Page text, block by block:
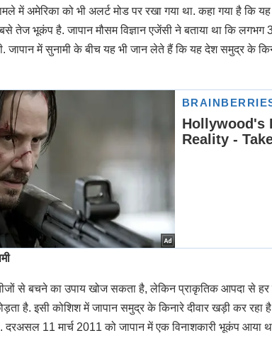
में अमेरिका को भी अलर्ट मोड पर रखा गया था. कहा गया है
तेज भूकंप है. जापान मौसम विज्ञान एजेंसी ने बताया था कि लगभग
जापान में सुनामी के बीच यह भी जान लेते हैं कि यह देश समुद्र के
से बचने का उपाय खोज सकता है, लेकिन प्राकृतिक आपदा से हर
है. इसी कोशिश में जापान समुद्र के किनारे दीवार खड़ी कर रहा
दरअसल 11 मार्च 2011 को जापान में एक विनाशकारी भूकंप आया